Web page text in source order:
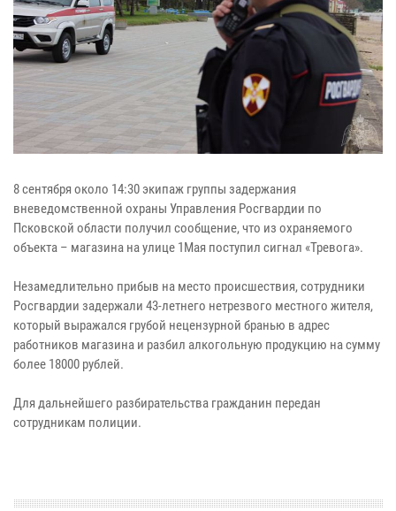
8 сентября около 14:30 экипаж группы задержания
вневедомственной охраны Управления Росгвардии по
Псковской области получил сообщение, что из охраняемого
объекта – магазина на улице 1Мая поступил сигнал «Тревога».
Незамедлительно прибыв на место происшествия, сотрудники
Росгвардии задержали 43-летнего нетрезвого местного жителя,
который выражался грубой нецензурной бранью в адрес
работников магазина и разбил алкогольную продукцию на сумму
более 18000 рублей.
Для дальнейшего разбирательства гражданин передан
сотрудникам полиции.